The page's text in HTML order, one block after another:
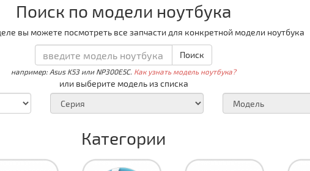
Поиск по модели ноутбука
вы можете посмотреть все запчасти для конкретной модели ноутбука
Поиск
например: Asus K53 или NP300E5C. Как узнать модель ноутбука?
или выберите модель из списка
Категории